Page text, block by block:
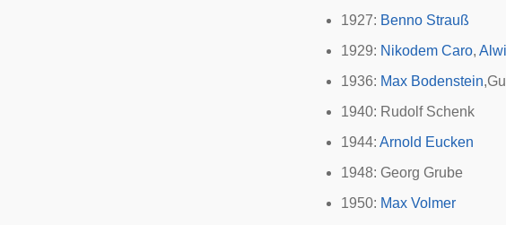
1927: Benno Strauß
1929: Nikodem Caro,
1936: Max Bodenstein
1940: Rudolf Schenk
1944: Arnold Eucken
1948: Georg Grube
1950: Max Volmer